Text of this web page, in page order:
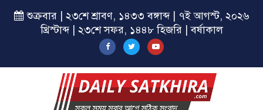
শুক্রবার | ২৩শে শ্রাবণ, ১৪৩৩ বঙ্গাব্দ | ৭ই আগস্ট, ২০২৬
খ্রিস্টাব্দ | ২৩শে সফর, ১৪৪৮ হিজরি | বর্ষাকাল